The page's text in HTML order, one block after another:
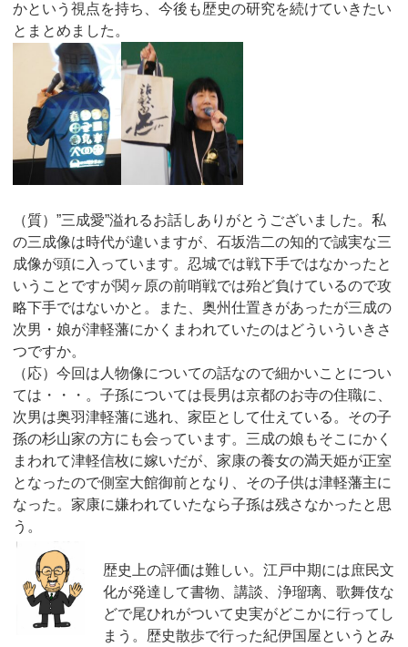
かという視点を持ち、今後も歴史の研究を続けていきたい
とまとめました。
（質）”三成愛”溢れるお話しありがとうございました。私
の三成像は時代が違いますが、石坂浩二の知的で誠実な三
成像が頭に入っています。忍城では戦下手ではなかったと
いうことですが関ヶ原の前哨戦では殆ど負けているので攻
略下手ではないかと。また、奥州仕置きがあったが三成の
次男・娘が津軽藩にかくまわれていたのはどういういきさ
つですか。
（応）今回は人物像についての話なので細かいことについ
ては・・・。子孫については長男は京都のお寺の住職に、
次男は奥羽津軽藩に逃れ、家臣として仕えている。その子
孫の杉山家の方にも会っています。三成の娘もそこにかく
まわれて津軽信枚に嫁いだが、家康の養女の満天姫が正室
となったので側室大館御前となり、その子供は津軽藩主に
なった。家康に嫌われていたなら子孫は残さなかったと思
う。
歴史上の評価は難しい。江戸中期には庶民文
化が発達して書物、講談、浄瑠璃、歌舞伎な
どで尾ひれがついて史実がどこかに行ってし
まう。歴史散歩で行った紀伊国屋というとみ